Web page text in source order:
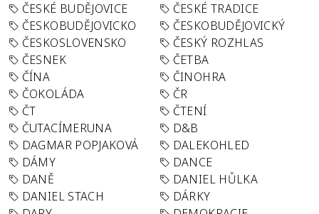
ČESKÉ BUDĚJOVICE
ČESKÉ TRADICE
ČESKOBUDĚJOVICKO
ČESKOBUDĚJOVICKÝ
ČESKOSLOVENSKO
ČESKÝ ROZHLAS
ČESNEK
ČETBA
ČÍNA
ČINOHRA
ČOKOLÁDA
ČR
ČT
ČTENÍ
ČUTACÍMERUNA
D&B
DAGMAR POPJAKOVÁ
DALEKOHLED
DÁMY
DANCE
DANĚ
DANIEL HŮLKA
DANIEL STACH
DÁRKY